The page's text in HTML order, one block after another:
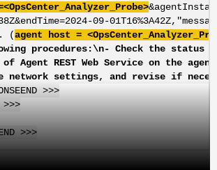
OpsCenter_Analyzer_Probe>
09-
. (agent host = <OpsCenter
procedures:\n- Check the status
Agent REST Web Service on the
network settings, and revise if
>>>
>>>
>>>